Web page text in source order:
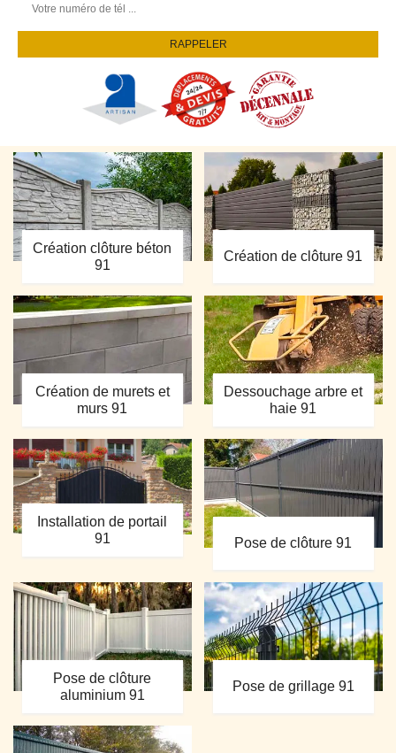
Création clôture béton
91
Création de clôture 91
Création de murets et
murs 91
Dessouchage arbre et
haie 91
Installation de portail
91
Pose de clôture 91
Pose de clôture
aluminium 91
Pose de grillage 91